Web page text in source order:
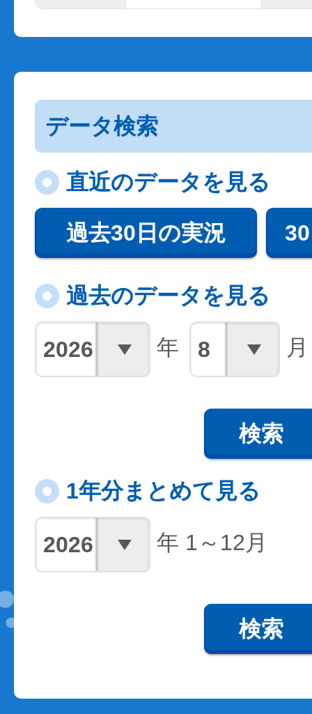
データ検索
直近のデータを見る
過去30日の実況
過去のデータを見る
年 月
検索
1年分まとめて見る
年 1～12月
検索